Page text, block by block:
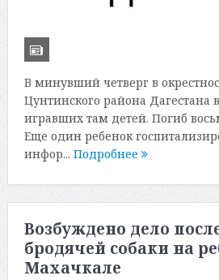
В минувший четверг в
Цунтинского района Дагестана
игравших там детей. Погиб
Еще один ребенок
инфор... Подробнее
Возбуждено дело
бродячей собаки на
Махачкале